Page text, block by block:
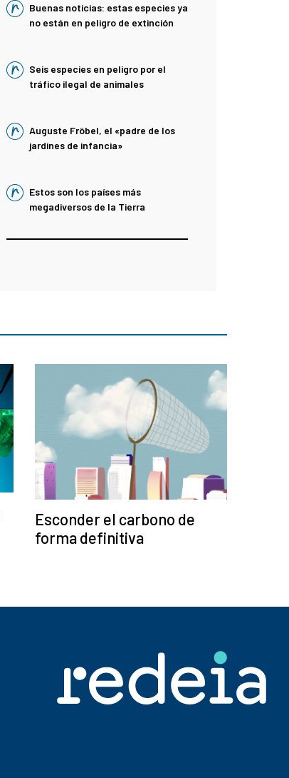
Buenas noticias: estas especies ya
no están en peligro de extinción
Seis especies en peligro por el
tráfico ilegal de animales
Auguste Fröbel, el «padre de los
jardines de infancia»
Estos son los países más
megadiversos de la Tierra
Esconder el carbono de
forma definitiva